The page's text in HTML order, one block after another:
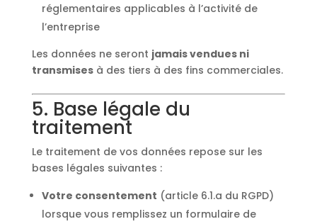
réglementaires applicables à l’activité de
l’entreprise
Les données ne seront jamais vendues ni
transmisesà des tiers à des fins commerciales.
5. Base légale du
traitement
Le traitement de vos données repose sur les
bases légales suivantes :
Votre consentement (article 6.1.a du RGPD)
lorsque vous remplissez un formulaire de